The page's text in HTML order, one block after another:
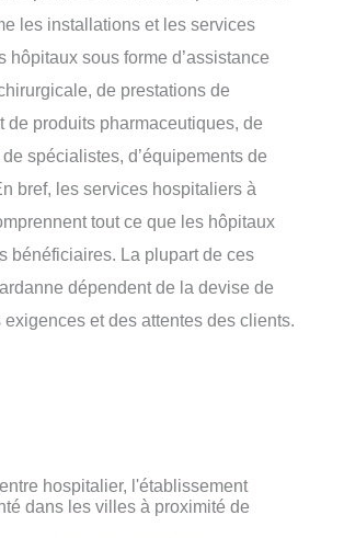
les installations et les services
hôpitaux sous forme d’assistance
de prestations de
de produits pharmaceutiques, de
spécialistes, d’équipements de
bref, les services hospitaliers à
tout ce que les hôpitaux
bénéficiaires. La plupart de ces
dépendent de la devise de
exigences et des attentes des clients.
hospitalier, l'établissement
dans les villes à proximité de